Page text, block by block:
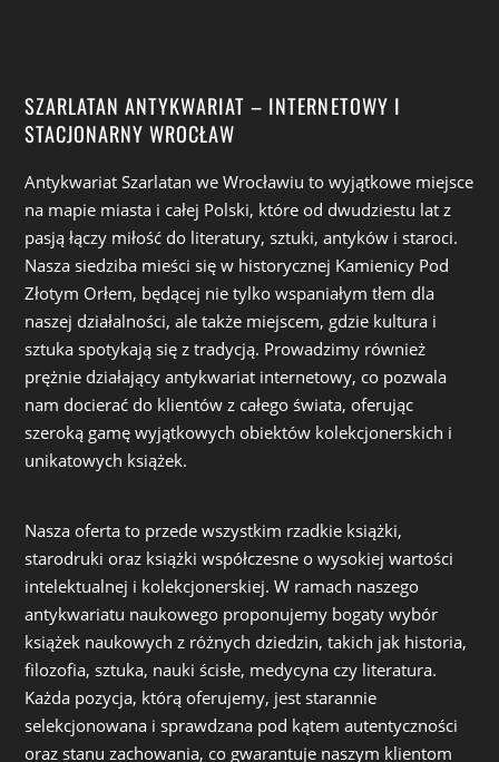
SZARLATAN ANTYKWARIAT – INTERNETOWY I
STACJONARNY WROCŁAW
Antykwariat Szarlatan we Wrocławiu to wyjątkowe miejsce
na mapie miasta i całej Polski, które od dwudziestu lat z
pasją łączy miłość do literatury, sztuki, antyków i staroci.
Nasza siedziba mieści się w historycznej Kamienicy Pod
Złotym Orłem, będącej nie tylko wspaniałym tłem dla
naszej działalności, ale także miejscem, gdzie kultura i
sztuka spotykają się z tradycją. Prowadzimy również
prężnie działający antykwariat internetowy, co pozwala
nam docierać do klientów z całego świata, oferując
szeroką gamę wyjątkowych obiektów kolekcjonerskich i
unikatowych książek.
Nasza oferta to przede wszystkim rzadkie książki,
starodruki oraz książki współczesne o wysokiej wartości
intelektualnej i kolekcjonerskiej. W ramach naszego
antykwariatu naukowego proponujemy bogaty wybór
książek naukowych z różnych dziedzin, takich jak historia,
filozofia, sztuka, nauki ścisłe, medycyna czy literatura.
Każda pozycja, którą oferujemy, jest starannie
selekcjonowana i sprawdzana pod kątem autentyczności
oraz stanu zachowania, co gwarantuje naszym klientom